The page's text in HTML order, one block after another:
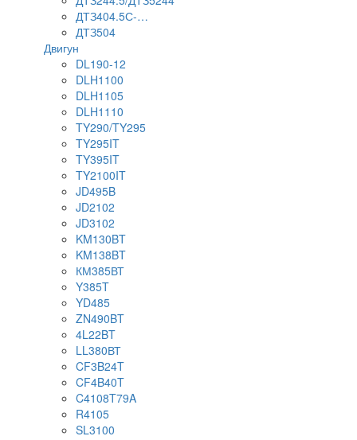
ДТЗ404.5С-…
ДТЗ504
Двигун
DL190-12
DLH1100
DLH1105
DLH1110
TY290/TY295
TY295IT
TY395IT
TY2100IT
JD495B
JD2102
JD3102
KM130BT
KM138BT
КМ385ВТ
Y385T
YD485
ZN490BT
4L22BT
LL380ВТ
CF3B24T
CF4B40T
C4108T79A
R4105
SL3100